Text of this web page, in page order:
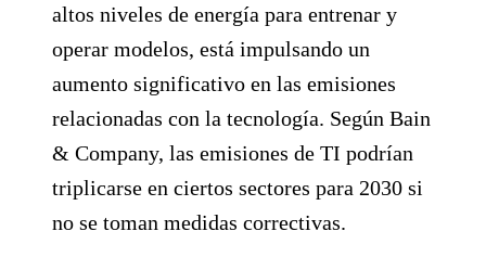
altos niveles de energía para entrenar y
operar modelos, está impulsando un
aumento significativo en las emisiones
relacionadas con la tecnología. Según Bain
& Company, las emisiones de TI podrían
triplicarse en ciertos sectores para 2030 si
no se toman medidas correctivas.